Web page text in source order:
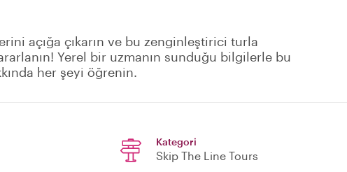
açığa çıkarın ve bu zenginleştirici turla
Yerel bir uzmanın sunduğu bilgilerle bu
her şeyi öğrenin.
Kategori
Skip The Line Tours